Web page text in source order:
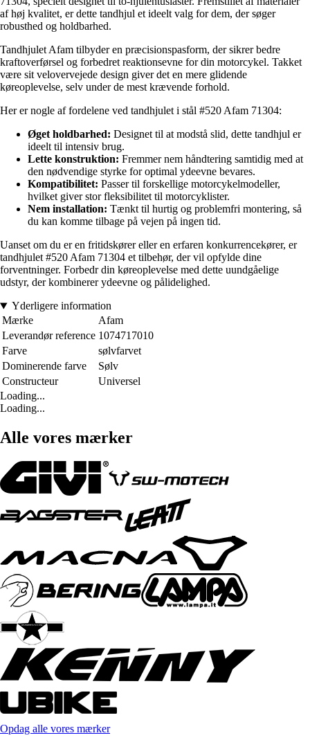
af høj kvalitet, er dette tandhjul et ideelt valg for dem, der søger
robusthed og holdbarhed.
Tandhjulet Afam tilbyder en præcisionspasform, der sikrer bedre
kraftoverførsel og forbedret reaktionsevne for din motorcykel. Takket
være sit velovervejede design giver det en mere glidende
køreoplevelse, selv under de mest krævende forhold.
Her er nogle af fordelene ved tandhjulet i stål #520 Afam 71304:
Øget holdbarhed: Designet til at modstå slid, dette tandhjul er
ideelt til intensiv brug.
Lette konstruktion: Fremmer nem håndtering samtidig med at
den nødvendige styrke for optimal ydeevne bevares.
Kompatibilitet: Passer til forskellige motorcykelmodeller,
hvilket giver stor fleksibilitet til motorcyklister.
Nem installation: Tænkt til hurtig og problemfri montering, så
du kan komme tilbage på vejen på ingen tid.
Uanset om du er en fritidskører eller en erfaren konkurrencekører, er
tandhjulet #520 Afam 71304 et tilbehør, der vil opfylde dine
forventninger. Forbedr din køreoplevelse med dette uundgåelige
udstyr, der kombinerer ydeevne og pålidelighed.
Yderligere information
Mærke
Afam
Leverandør reference 1074717010
Farve
sølvfarvet
Dominerende farve
Sølv
Constructeur
Universel
Loading...
Loading...
Alle vores mærker
Opdag alle vores mærker